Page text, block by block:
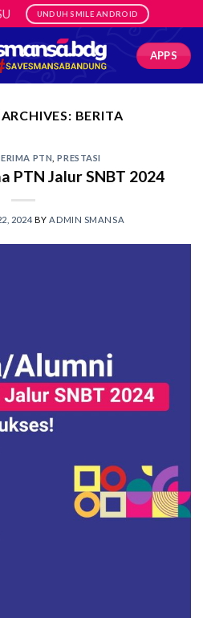
UNDUH SMILE ANDROID
APPS
BERITA
PTN ,PRESTASI
PTN Jalur SNBT 2024
2024 BY ADMIN SMANSA